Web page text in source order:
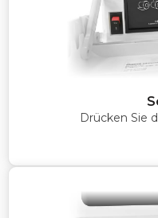
Drücken Sie